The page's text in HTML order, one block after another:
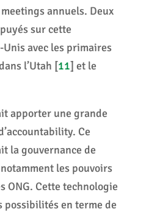
annuels. Deux
sur cette
avec les primaires
l’Utah [11] et le
apporter une grande
Ce
la gouvernance de
les pouvoirs
ONG. Cette technologie
possibilités en terme de